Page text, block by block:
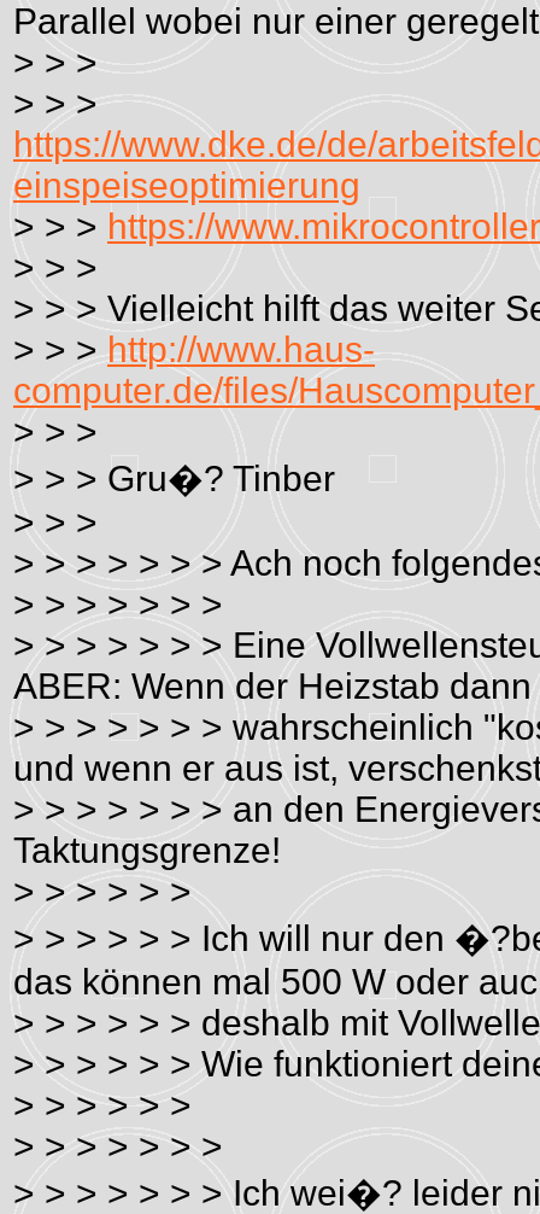
Parallel wobei nur einer
> > >
> > >
https://www.dke.de/de/
einspeiseoptimierung
> > > https://
> > >
> > > Vielleicht hilft das weiter
> > > http://www.haus-
computer.de/files/
> > >
> > > Gru�? Tinber
> > >
> > > > > > > Ach noch
> > > > > > >
> > > > > > > Eine
ABER: Wenn der Heizstab
> > > > > > > wahrscheinlich
und wenn er aus ist,
> > > > > > > an den
Taktungsgrenze!
> > > > > >
> > > > > > Ich will nur den
das können mal 500 W oder
> > > > > > deshalb mit
> > > > > > Wie funktioniert
> > > > > >
> > > > > > >
> > > > > > > Ich wei�? leider